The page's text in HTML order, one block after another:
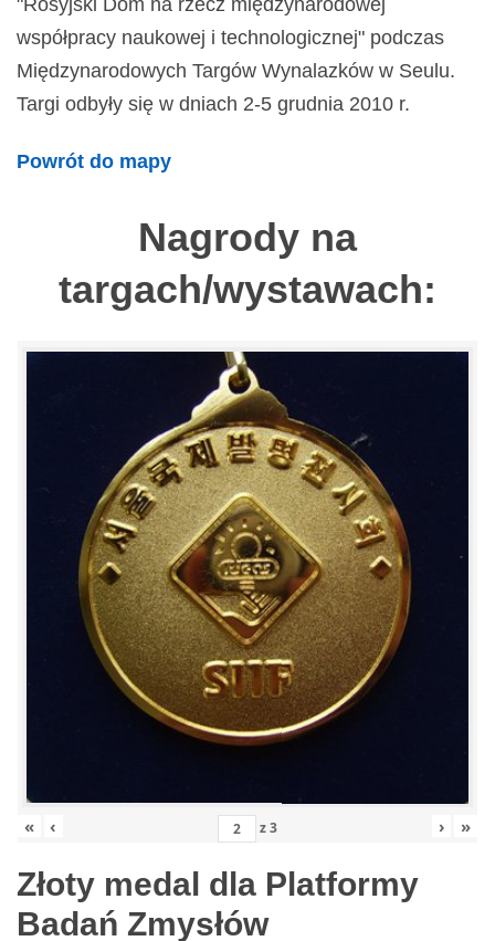
współpracy naukowej i technologicznej" podczas
Międzynarodowych Targów Wynalazków w Seulu.
Targi odbyły się w dniach 2-5 grudnia 2010 r.
Powrót do mapy
Nagrody na
targach/wystawach:
« ‹ z3 › »
Złoty medal dla Platformy
Badań Zmysłów